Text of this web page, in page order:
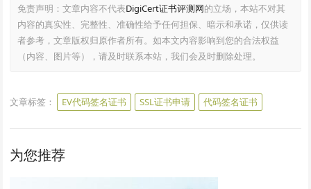
免责声明：文章内容不代表DigiCert证书评测网的立场，本站不对其
内容的真实性、完整性、准确性给予任何担保、暗示和承诺，仅供读
者参考，文章版权归原作者所有。如本文内容影响到您的合法权益
（内容、图片等），请及时联系本站，我们会及时删除处理。
文章标签： EV代码签名证书 SSL证书申请 代码签名证书
为您推荐